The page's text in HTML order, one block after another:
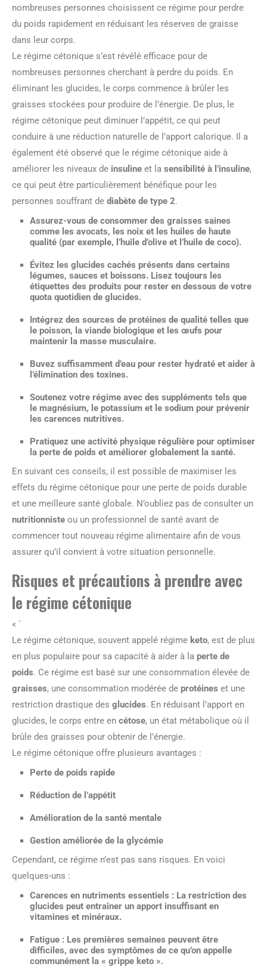
nombreuses personnes choisissent ce régime pour perdre
du poids rapidement en réduisant les réserves de graisse
dans leur corps.
Le régime cétonique s’est révélé efficace pour de
nombreuses personnes cherchant à perdre du poids. En
éliminant les glucides, le corps commence à brûler les
graisses stockées pour produire de l’énergie. De plus, le
régime cétonique peut diminuer l’appétit, ce qui peut
conduire à une réduction naturelle de l’apport calorique. Il a
également été observé que le régime cétonique aide à
améliorer les niveaux de insuline et la sensibilité à l’insuline,
ce qui peut être particulièrement bénéfique pour les
personnes souffrant de diabète de type 2.
Assurez-vous de consommer des graisses saines
comme les avocats, les noix et les huiles de haute
qualité (par exemple, l’huile d’olive et l’huile de coco).
Évitez les glucides cachés présents dans certains
légumes, sauces et boissons. Lisez toujours les
étiquettes des produits pour rester en dessous de votre
quota quotidien de glucides.
Intégrez des sources de protéines de qualité telles que
le poisson, la viande biologique et les œufs pour
maintenir la masse musculaire.
Buvez suffisamment d’eau pour rester hydraté et aider à
l’élimination des toxines.
Soutenez votre régime avec des suppléments tels que
le magnésium, le potassium et le sodium pour prévenir
les carences nutritives.
Pratiquez une activité physique régulière pour optimiser
la perte de poids et améliorer globalement la santé.
En suivant ces conseils, il est possible de maximiser les
effets du régime cétonique pour une perte de poids durable
et une meilleure santé globale. N’oubliez pas de consulter un
nutritionniste ou un professionnel de santé avant de
commencer tout nouveau régime alimentaire afin de vous
assurer qu’il convient à votre situation personnelle.
Risques et précautions à prendre avec
le régime cétonique
« `
Le régime cétonique, souvent appelé régime keto, est de plus
en plus populaire pour sa capacité à aider à la perte de
poids. Ce régime est basé sur une consommation élevée de
graisses, une consommation modérée de protéines et une
restriction drastique des glucides. En réduisant l’apport en
glucides, le corps entre en cétose, un état métabolique où il
brûle des graisses pour obtenir de l’énergie.
Le régime cétonique offre plusieurs avantages :
Perte de poids rapide
Réduction de l’appétit
Amélioration de la santé mentale
Gestion améliorée de la glycémie
Cependant, ce régime n’est pas sans risques. En voici
quelques-uns :
Carences en nutriments essentiels : La restriction des
glucides peut entraîner un apport insuffisant en
vitamines et minéraux.
Fatigue : Les premières semaines peuvent être
difficiles, avec des symptômes de ce qu’on appelle
communément la « grippe keto ».